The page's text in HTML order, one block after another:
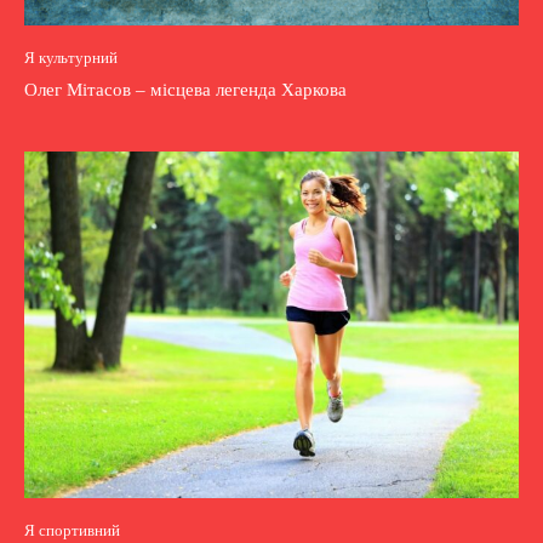
Я культурний
Олег Мітасов – місцева легенда Харкова
Я спортивний